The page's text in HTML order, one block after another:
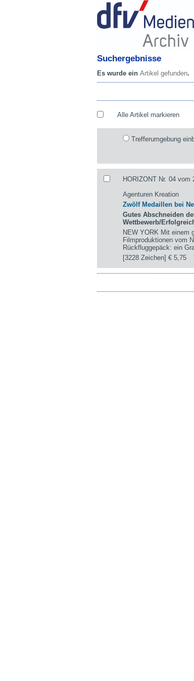
Suchergebnisse
Es wurde ein Artikel gefunden.
Alle Artikel markieren
Trefferumgebung
HORIZONT Nr. 04 vom
Agenturen Kreation
Zwölf Medaillen bei
Gutes Abschneiden
Wettbewerb/
NEW YORK Mit einem
Filmproduktionen vom
Rückfluggepäck: ein
[3228 Zeichen]€ 5,75